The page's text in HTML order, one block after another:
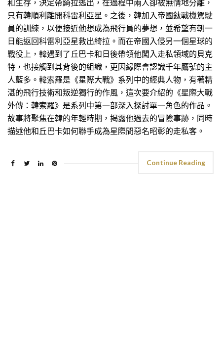
和生存，決定帶綺拉逃出，在過程中兩人卻被無情地分離，
只有韓順利離開科雷利亞星。之後，韓加入帝國鈦戰機駕駛
員的訓練，以便接近他想成為飛行員的夢想，並希望有朝一
日能返回科雷利亞星救出綺拉。而在帝國入侵另一個星球的
戰役上，韓遇到了丘巴卡和日後帶領他闖入走私領域的貝克
特，也接觸到其背後的組織，更因緣際會認識千年鷹號的主
人藍多。韓索羅是《星際大戰》系列中的經典人物，有著精
湛的飛行技術和叛逆獨行的作風，這次要介紹的《星際大戰
外傳：韓索羅》是系列中第一部深入探討單一角色的作品。
故事將聚焦在韓的年輕時期，揭露他過去的冒險事跡，同時
描述他和丘巴卡如何聯手成為星際間惡名昭彰的走私客。
Continue Reading